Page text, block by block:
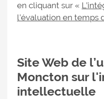
en cliquant sur «
l’évaluation en temps
Site Web de
Moncton sur
intellectuelle